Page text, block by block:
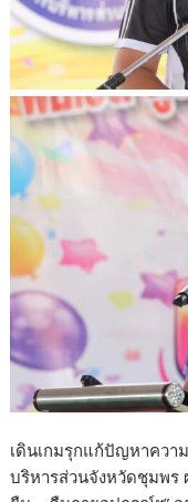
เดินเกมรุกแก้ปัญหาควา
บริหารส่วนจังหวัดชุมพร